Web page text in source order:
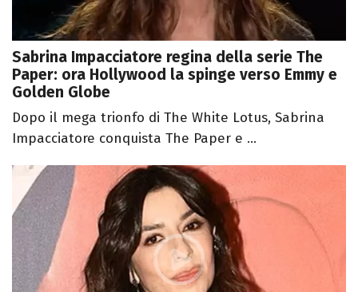
Sabrina Impacciatore regina della serie The
Paper: ora Hollywood la spinge verso Emmy e
Golden Globe
Dopo il mega trionfo di The White Lotus, Sabrina
Impacciatore conquista The Paper e ...